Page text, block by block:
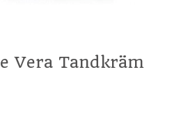
Vera Tandkräm